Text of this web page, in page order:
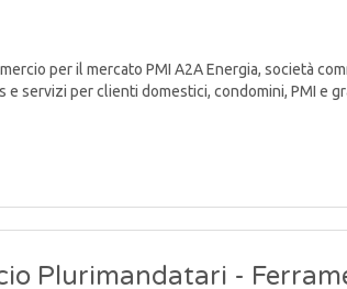
per il mercato PMI A2A Energia, società
e servizi per clienti domestici, condomini, PMI e
Plurimandatari -